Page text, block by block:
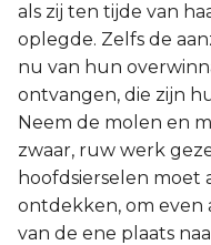
als zij ten tijde van
oplegde. Zelfs de
nu van hun
ontvangen, die zijn
Neem de molen en
zwaar, ruw werk
hoofdsierselen moet
ontdekken, om even
van de ene plaats